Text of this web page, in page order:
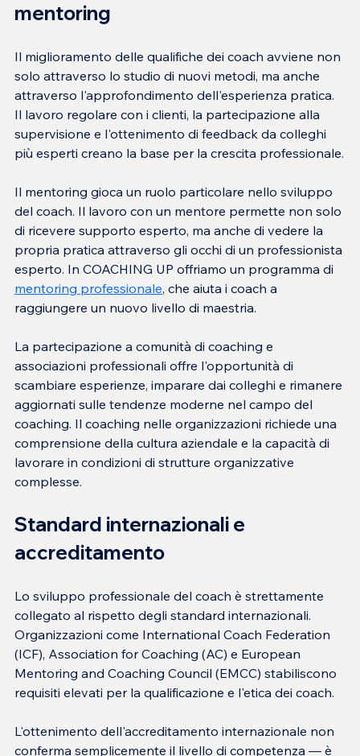
mentoring
Il miglioramento delle qualifiche dei coach avviene non
solo attraverso lo studio di nuovi metodi, ma anche
attraverso l'approfondimento dell'esperienza pratica.
Il lavoro regolare con i clienti, la partecipazione alla
supervisione e l'ottenimento di feedback da colleghi
più esperti creano la base per la crescita professionale.
Il mentoring gioca un ruolo particolare nello sviluppo
del coach. Il lavoro con un mentore permette non solo
di ricevere supporto esperto, ma anche di vedere la
propria pratica attraverso gli occhi di un professionista
esperto. In COACHING UP offriamo un programma di
mentoring professionale, che aiuta i coach a
raggiungere un nuovo livello di maestria.
La partecipazione a comunità di coaching e
associazioni professionali offre l'opportunità di
scambiare esperienze, imparare dai colleghi e rimanere
aggiornati sulle tendenze moderne nel campo del
coaching. Il coaching nelle organizzazioni richiede una
comprensione della cultura aziendale e la capacità di
lavorare in condizioni di strutture organizzative
complesse.
Standard internazionali e
accreditamento
Lo sviluppo professionale del coach è strettamente
collegato al rispetto degli standard internazionali.
Organizzazioni come International Coach Federation
(ICF), Association for Coaching (AC) e European
Mentoring and Coaching Council (EMCC) stabiliscono
requisiti elevati per la qualificazione e l'etica dei coach.
L'ottenimento dell'accreditamento internazionale non
conferma semplicemente il livello di competenza — è